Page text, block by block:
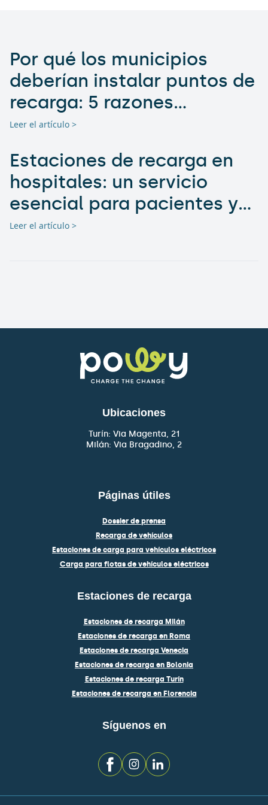
Por qué los municipios
deberían instalar puntos de
recarga: 5 razones
estratégicas
Leer el artículo >
Estaciones de recarga en
hospitales: un servicio
esencial para pacientes y
personal
Leer el artículo >
Ubicaciones
Turín: Via Magenta, 21
Milán: Via Bragadino, 2
Páginas útiles
Dossier de prensa
Recarga de vehículos
Estaciones de carga para vehículos eléctricos
Carga para flotas de vehículos eléctricos
Estaciones de recarga
Estaciones de recarga Milán
Estaciones de recarga en Roma
Estaciones de recarga Venecia
Estaciones de recarga en Bolonia
Estaciones de recarga Turín
Estaciones de recarga en Florencia
Síguenos en